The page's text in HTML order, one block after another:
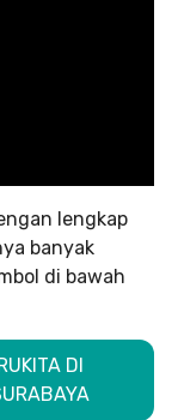
lengkap
banyak
di bawah
DI